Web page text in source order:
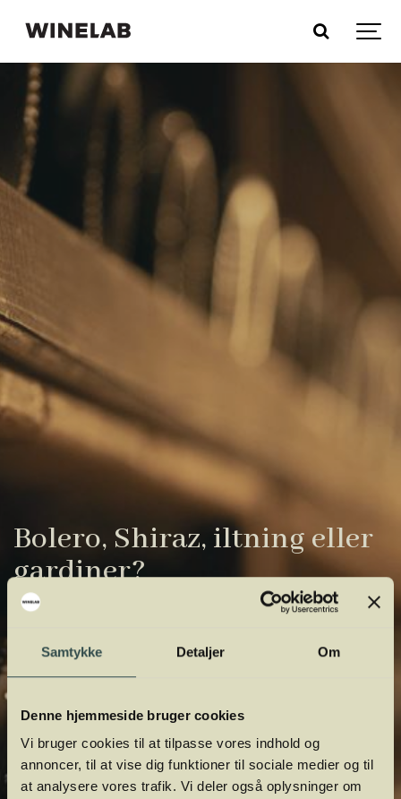
Samtykke Detaljer Om
Denne hjemmeside bruger cookies
Vi bruger cookies til at tilpasse vores indhold og
annoncer, til at vise dig funktioner til sociale medier og til
at analysere vores trafik. Vi deler også oplysninger om
Bolero, Shiraz, iltning eller
gardiner?
Vinens verden er fuld af komplicerede
udtryk. Vi har samlet de vigtigste i vores